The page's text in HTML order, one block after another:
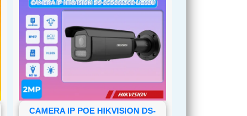
CAMERA IP POE HIKVISION DS-